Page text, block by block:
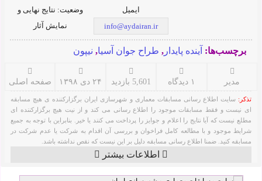
ایمیل
info@aydairan.ir
وضعیت: نتایج نهایی و
نمایش آثار
برچسب‌ها: آینده پایدار , طراح جوان آسیا, نیپون
مدیر ۱ دیدگاه 5,601 بازدید ۲۴ دی ۱۳۹۸ صفحه اصلی
تذکر: سایت اطلاع رسانی مسابقات معماری و شهرسازی ایران برگزارکننده ی هیچ مسابقه
ای نیست و فقط مسابقات موجود را اطلاع رسانی می کند و از نیت هیچ برگزارکننده ای
مطلع نیست که آیا نتایج را اعلام و جوایز را پرداخت می کنند یا خیر. بنابراین با توجه به جمیع
شرایط موجود و با مطالعه کامل فراخوان و بررسی آن اقدام به شرکت یا عدم شرکت در
مسابقه کنید. ضمنا اطلاع رسانی مسابقه دلیل بر این نیست که نقص نداشته باشد.
اطلاعات بیشتر